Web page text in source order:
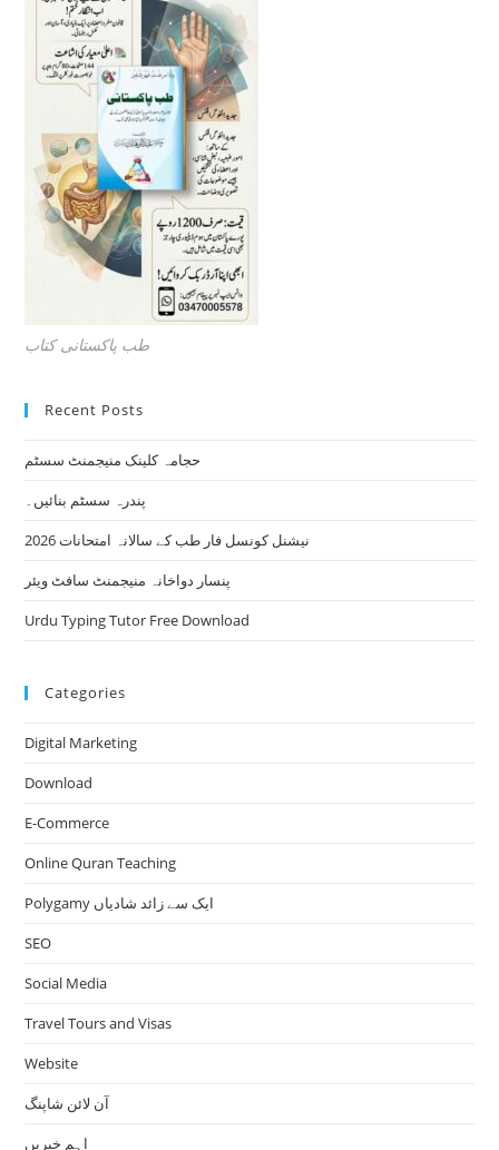
طب پاکستانی کتاب
Recent Posts
حجامہ کلینک منیجمنٹ سسٹم
پندرہ سسٹم بنائیں۔
نیشنل کونسل فار طب کے سالانہ امتحانات 2026
پنسار دواخانہ منیجمنٹ سافٹ ویئر
Urdu Typing Tutor Free Download
Categories
Digital Marketing
Download
E-Commerce
Online Quran Teaching
Polygamy ایک سے زائد شادیاں
SEO
Social Media
Travel Tours and Visas
Website
آن لائن شاپنگ
اہم خبریں